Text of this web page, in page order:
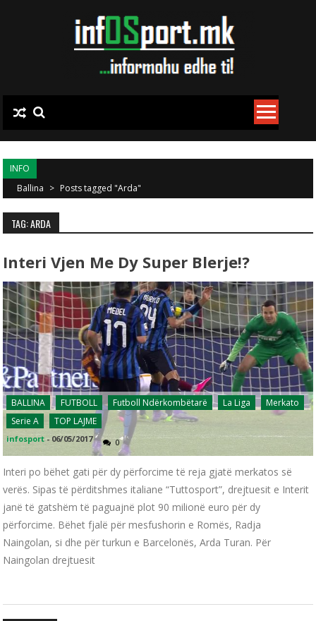
INFO
Ballina > Posts tagged "Arda"
TAG: ARDA
Interi Vjen Me Dy Super Blerje!?
BALLINA FUTBOLL Futboll Ndërkombëtarë La Liga
Merkato
Serie A
TOP LAJME
infosport - 06/05/2017 0
Interi po bëhet gati për dy përforcime të reja gjatë merkatos së
verës. Sipas të përditshmes italiane “Tuttosport”, drejtuesit e Interit
janë të gatshëm të paguajnë plot 90 milionë euro për dy
përforcime. Bëhet fjalë për mesfushorin e Romës, Radja
Naingolan, si dhe për turkun e Barcelonës, Arda Turan. Për
Naingolan drejtuesit